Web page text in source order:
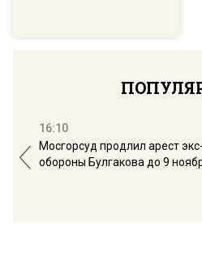
16:10
Мосгорсуд продлил арест
обороны Булгакова до 9